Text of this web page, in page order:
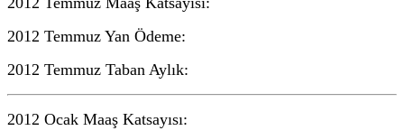
2012 Temmuz Yan Ödeme:
2012 Temmuz Taban Aylık:
2012 Ocak Maaş Katsayısı: